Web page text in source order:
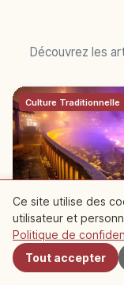
Découvrez les
Culture Traditionnelle
Onsen de
trois grands
Yubatake
Ce site utilise des
utilisateur et
Politique de
Tout accepter